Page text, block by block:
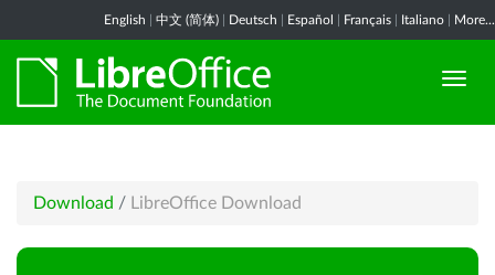
English 中文 (简体) Deutsch Español Français Italiano More...
Download / LibreOffice Download